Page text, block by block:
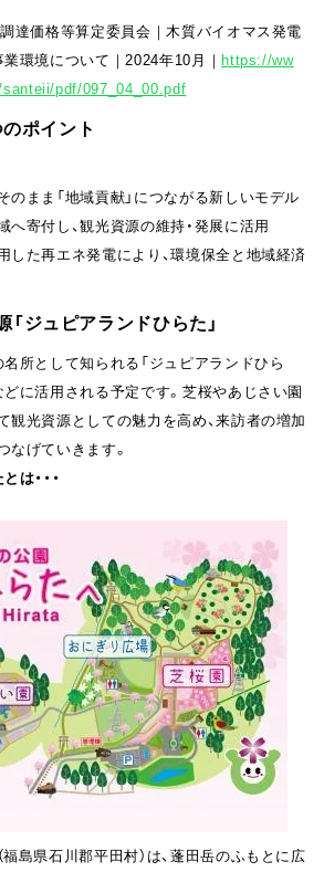
価格等算定委員会｜木質バイオマス発電
環境について｜2024年10月｜ https://ww
pdf/097_04_00.pdf
の３つのポイント
まま「地域貢献」につながる新しいモデル
寄付し、観光資源の維持・発展に活用
た再エネ発電により、環境保全と地域経済
「ジュピアランドひらた」
所として知られる「ジュピアランドひら
どに活用される予定です。芝桜やあじさい園
観光資源としての魅力を高め、来訪者の増加
げていきます。
は・・・
島県石川郡平田村）は、蓬田岳のふもとに広